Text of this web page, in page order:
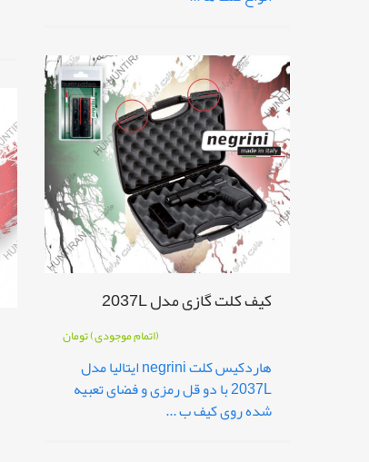
کیف کلت گازی مدل 2037L
(اتمام موجودی)تومان
هاردکیس کلت negrini ایتالیا مدل
2037L با دو قل رمزی و فضای تعبیه
شده روی کیف ب ...